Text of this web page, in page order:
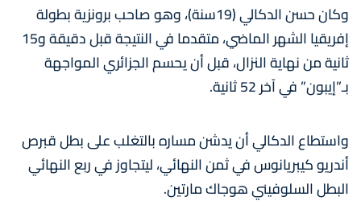
وكان حسن الدكالي (19سنة)، وهو صاحب برونزية بطولة
إفريقيا الشهر الماضي، متقدما في النتيجة قبل دقيقة و15
ثانية من نهاية النزال، قبل أن يحسم الجزائري المواجهة
بـ”إيبون” في آخر 52 ثانية.
واستطاع الدكالي أن يدشن مساره بالتغلب على بطل قبرص
أندريو كيبريانوس في ثمن النهائي، ليتجاوز في ربع النهائي
البطل السلوفيني هوجاك مارتين.